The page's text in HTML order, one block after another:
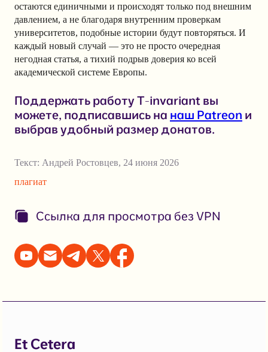
остаются единичными и происходят только под внешним
давлением, а не благодаря внутренним проверкам
университетов, подобные истории будут повторяться. И
каждый новый случай — это не просто очередная
негодная статья, а тихий подрыв доверия ко всей
академической системе Европы.
Поддержать работу T-invariant вы
можете, подписавшись на наш Patreon и
выбрав удобный размер донатов.
Текст: Андрей Ростовцев, 24 июня 2026
плагиат
Ссылка для просмотра без VPN
Et Cetera